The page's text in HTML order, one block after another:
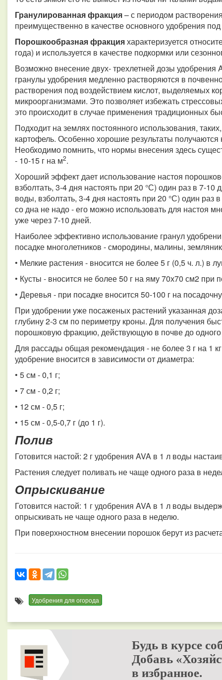
Гранулированная фракция– с периодом
преимущественно в качестве основного удобрения
Порошкообразная фракцияхарактеризуется
года) и используется в качестве подкормки или
Возможно внесение двух- трехлетней дозы удобрения
гранулы удобрения медленно растворяются в
растворения под воздействием кислот, выделяемых
микроорганизмами. Это позволяет избежать
это происходит в случае применения традиционных
Подходит на землях постоянного использования,
картофель. Особенно хорошие результаты
Необходимо помнить, что нормы внесения здесь
- 10-15 г на м2.
Хороший эффект дает использование настоя
взболтать, 3-4 дня настоять при 20 °С) один раз в 7-
воды, взболтать, 3-4 дня настоять при 20 °С) один
со дна не надо - его можно использовать для настоя
уже через 7-10 дней.
Наиболее эффективно использование гранул
посадке многолетников - смородины, малины,
• Мелкие растения - вносится не более 5 г (0,5 ч. л.) в
• Кусты - вносится не более 50 г на яму 70х70 см2 при
• Деревья - при посадке вносится 50-100 г на
При удобрении уже посаженых растений указанная
глубину 2-3 см по периметру кроны. Для получения
порошковую фракцию, действующую в почве до одного
Для рассады общая рекомендация - не более 3 г на 1
удобрение вносится в зависимости от диаметра:
• 5 см - 0,1 г;
• 7 см - 0,2 г;
• 12 см - 0,5 г;
• 15 см - 0,5-0,7 г (до 1 г).
Полив
Готовится настой: 2 г удобрения AVA в 1 л воды
Растения следует поливать не чаще одного раза в
Опрыскивание
Готовится настой: 1 г удобрения AVA в 1 л воды
опрыскивать не чаще одного раза в неделю.
При поверхностном внесении порошок берут из
Удобрения для огорода
Будь в курсе
Добавь
в избранное.